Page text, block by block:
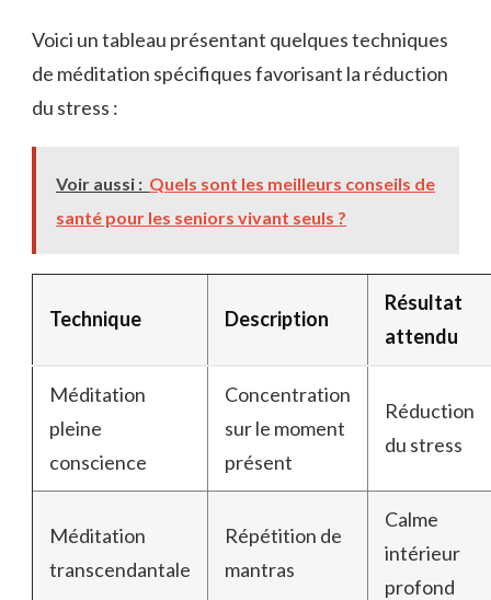
Voici un tableau présentant quelques techniques
de méditation spécifiques favorisant la réduction
du stress :
Voir aussi : Quels sont les meilleurs conseils de
santé pour les seniors vivant seuls ?
Technique Description
Résultat
attendu
Méditation
pleine
conscience
Concentration
sur le moment
présent
Réduction
du stress
Méditation
transcendantale
Répétition de
mantras
Calme
intérieur
profond